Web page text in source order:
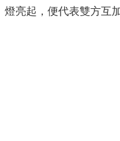
燈亮起，便代表雙方互